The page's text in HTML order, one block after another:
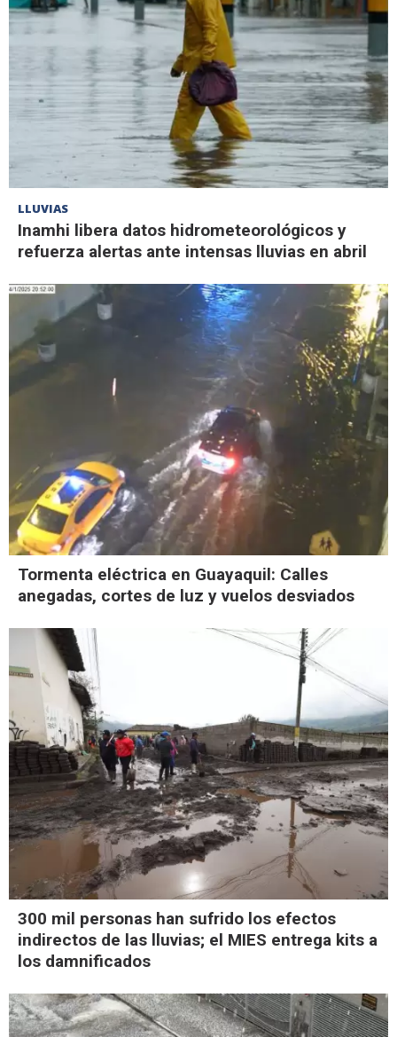
LLUVIAS
Inamhi libera datos hidrometeorológicos y
refuerza alertas ante intensas lluvias en abril
Tormenta eléctrica en Guayaquil: Calles
anegadas, cortes de luz y vuelos desviados
300 mil personas han sufrido los efectos
indirectos de las lluvias; el MIES entrega kits a
los damnificados